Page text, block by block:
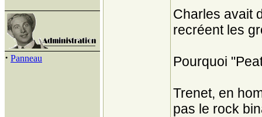
· Panneau
Charles avait
recréent les
Pourquoi
Trenet, en
pas le rock